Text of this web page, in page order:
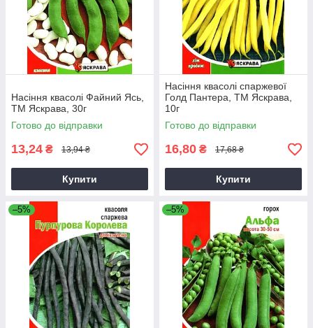
Насіння квасолі Файний Ясь,
ТМ Яскрава, 30г
Готово до відправки
13,24 ₴ 13,94 ₴
Купити
Насіння квасолі спаржевої
Голд Пантера, ТМ Яскрава,
10г
Готово до відправки
16,80 ₴ 17,68 ₴
Купити
–5% –5%